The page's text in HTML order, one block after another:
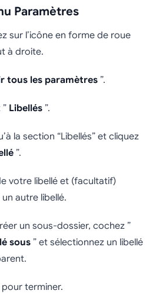
Paramètres
sur l’icône en forme de roue
à droite.
tous les paramètres ”.
Libellés ”.
la section “Libellés” et cliquez
”.
votre libellé et (facultatif)
autre libellé.
un sous-dossier, cochez ”
sous ” et sélectionnez un libellé
pour terminer.